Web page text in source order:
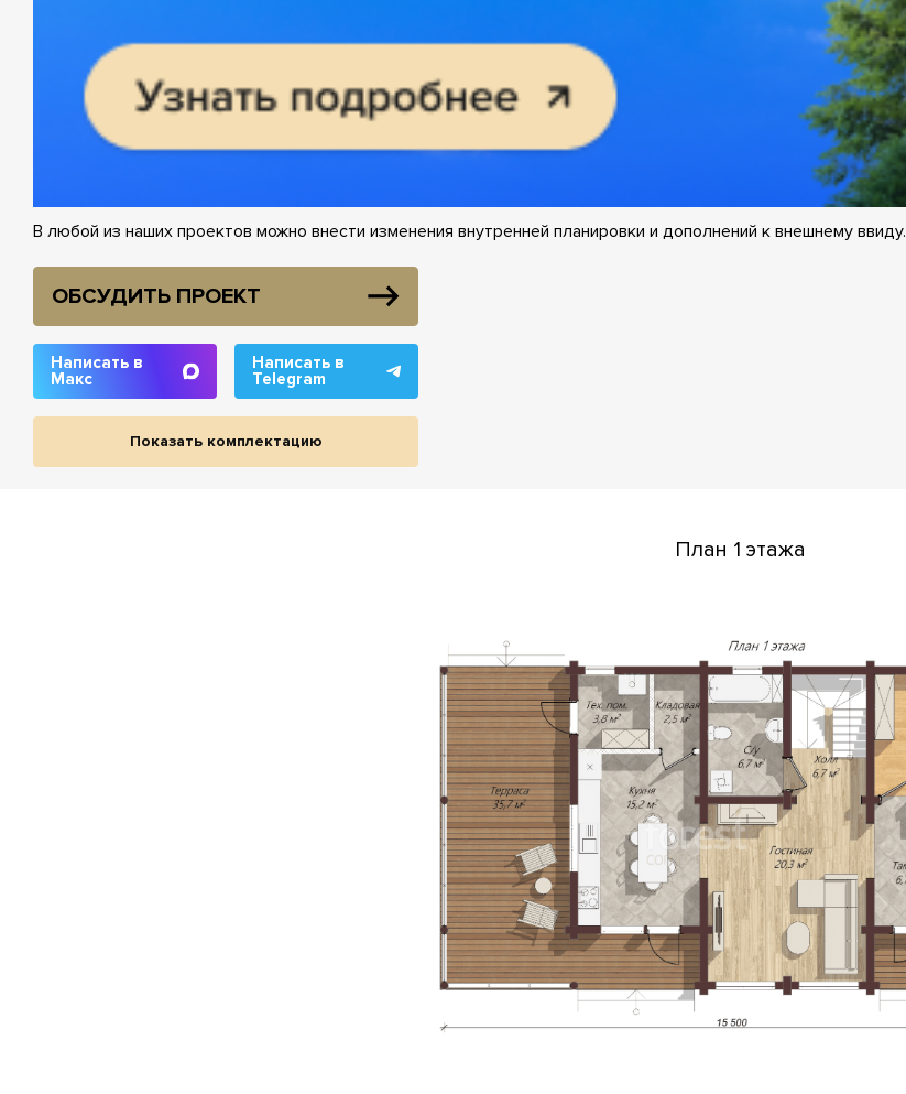
В любой из наших проектов можно внести изменения внутренней планировки и дополнений к внешнему ввиду.
ОБСУДИТЬ ПРОЕКТ
Написать в
Макс
Написать в
Telegram
Показать комплектацию
План 1 этажа